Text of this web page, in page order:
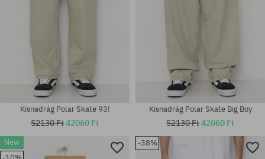
Elérhető méretek:
Kisnadrág Polar Skate 93!
52130 Ft42060 Ft
Kisnadrág Polar Skate Big Boy
52130 Ft42060 Ft
New
-38%